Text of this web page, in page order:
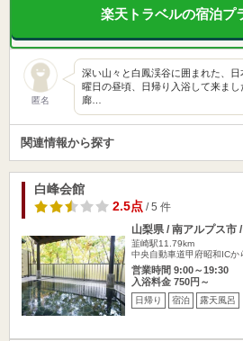
楽天トラベルの宿泊プ
匿名
深い山々と白鳳渓谷に囲まれた、
曜日の昼頃、日帰り入浴して来まし
廊…
関連情報から探す
白峰会館
2.5点/ 5 件
山梨県 / 南アルプス市
韮崎駅11.79km
中央自動車道甲府昭和ICか
営業時間 9:00～19:30
入浴料金 750円～
日帰り 宿泊 露天風呂